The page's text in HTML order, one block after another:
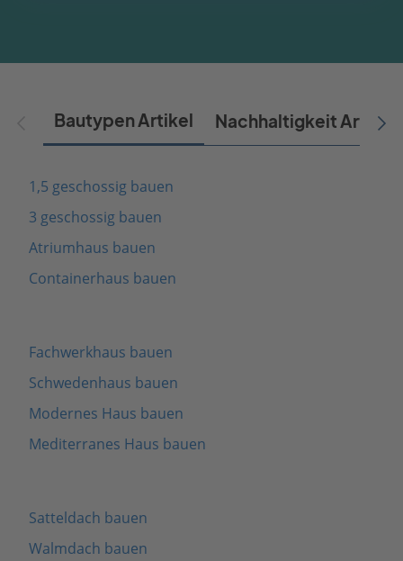
Bautypen Artikel Nachhaltigkeit Artikel
1,5 geschossig bauen
3 geschossig bauen
Atriumhaus bauen
Containerhaus bauen
Fachwerkhaus bauen
Schwedenhaus bauen
Modernes Haus bauen
Mediterranes Haus bauen
Satteldach bauen
Walmdach bauen